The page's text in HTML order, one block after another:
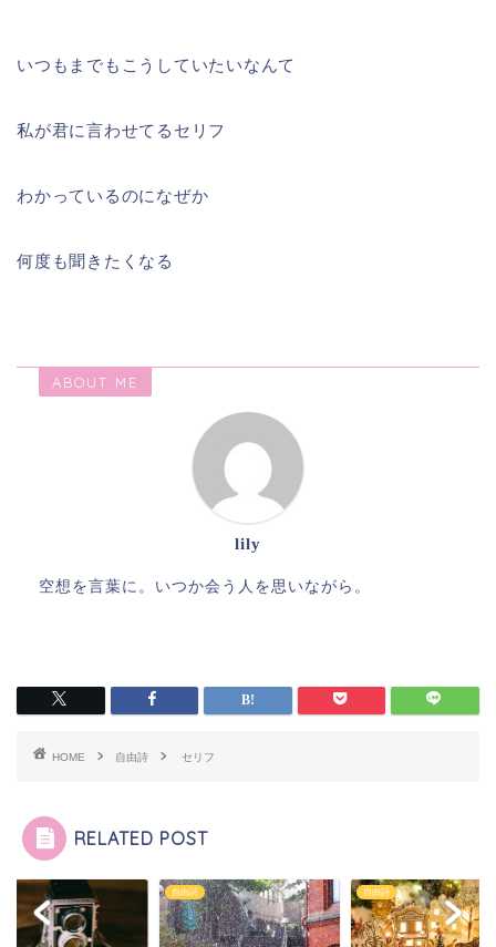
いつもまでもこうしていたいなんて
私が君に言わせてるセリフ
わかっているのになぜか
何度も聞きたくなる
ABOUT ME
lily
空想を言葉に。いつか会う人を思いながら。
HOME 自由詩 セリフ
RELATED POST
自由詩 自由詩